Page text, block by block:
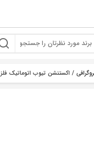
/ اکستنشن تیوب اتوماتیک